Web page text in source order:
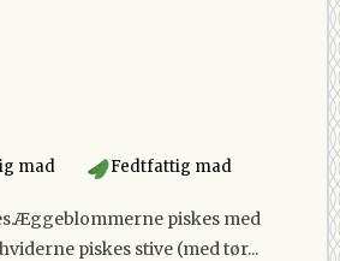
mad Fedtfattig mad
piskes med
piskes stive (med tør...